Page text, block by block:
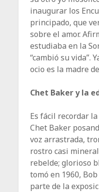
inaugurar los
principado, que
sobre el amor.
estudiaba en la
“cambió su vida”.
ocio es la madre
Chet Baker y la
Es fácil recordar
Chet Baker
voz arrastrada,
rostro casi
rebelde; glorioso
tomó en 1960,
parte de la